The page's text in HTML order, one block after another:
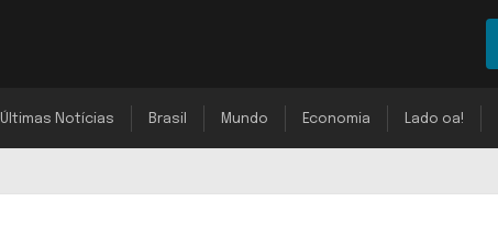
Últimas Notícias Brasil Mundo Economia Lado oa!